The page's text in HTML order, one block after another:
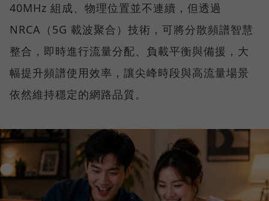
40MHz 組成、物理位置並不連續，但透過
NRCA（5G 載波聚合）技術，可將分散頻譜智慧
整合，即時進行流量分配、負載平衡與備援，大
幅提升頻譜使用效率，讓尖峰時段與高流量場景
依然維持穩定的網路品質。